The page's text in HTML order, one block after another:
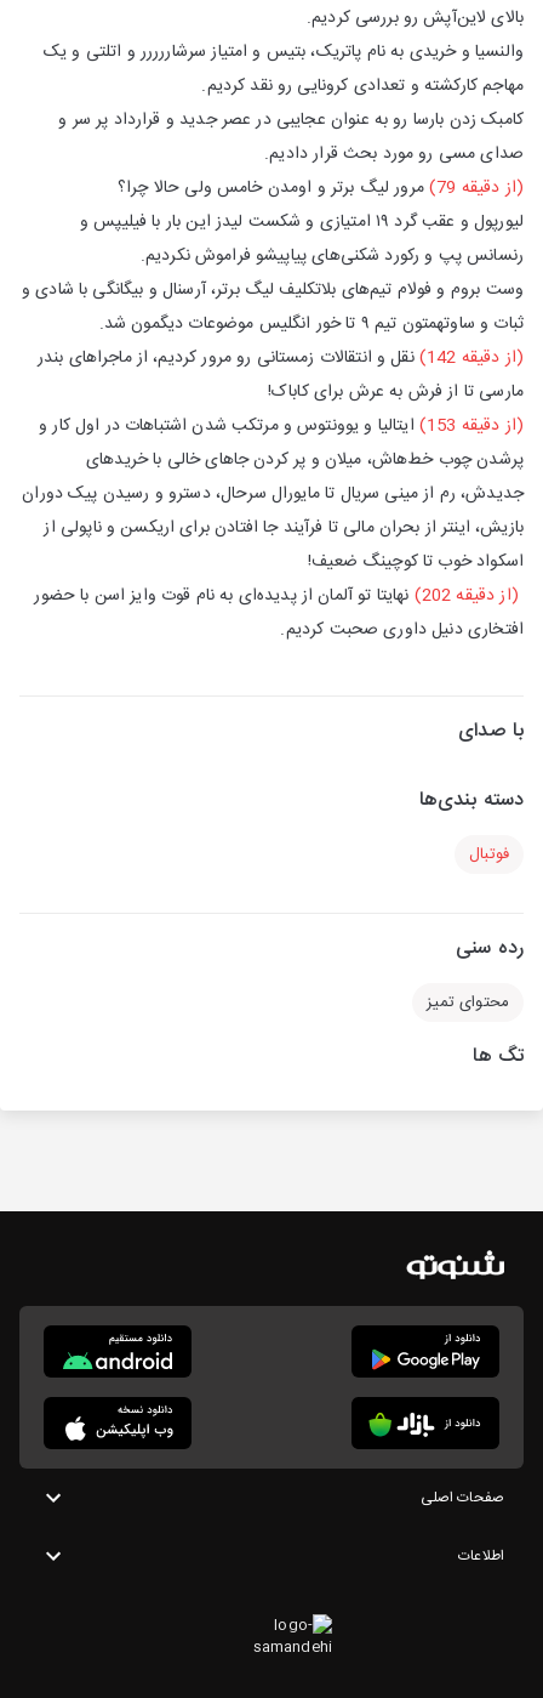
بالای لاین‌آپش رو بررسی کردیم.
والنسیا و خریدی به نام پاتریک، بتیس و امتیاز سرشاررررر و اتلتی و یک
مهاجم کارکشته و تعدادی کرونایی رو نقد کردیم.
کامبک زدن بارسا رو به عنوان عجایبی در عصر جدید و قرارداد پر سر و
صدای مسی رو مورد بحث قرار دادیم.
(از دقیقه 79)
مرور لیگ برتر و اومدن خامس ولی حالا چرا؟
لیورپول و عقب گرد ۱۹ امتیازی و شکست لیدز این بار با فیلیپس و
رنسانس پپ و رکورد شکنی‌های پیاپیشو فراموش نکردیم.
وست بروم و فولام تیم‌‌های بلاتکلیف لیگ برتر، آرسنال و بیگانگی با شادی و
ثبات و ساوتهمتون تیم ۹ تا خور انگلیس موضوعات دیگمون شد.
(از دقیقه 142)
نقل و انتقالات زمستانی رو مرور کردیم، از ماجراهای بندر
مارسی تا از فرش به عرش برای کاباک!
(از دقیقه 153)
ایتالیا و یوونتوس و مرتکب شدن اشتباهات در اول کار و
پرشدن چوب خط‌هاش، میلان و پر کردن جاهای خالی با خریدهای
جدیدش، رم از مینی سریال تا مایورال سرحال، دسترو و رسیدن پیک دوران
بازیش، اینتر از بحران مالی تا فرآیند جا افتادن برای اریکسن و ناپولی از
اسکواد خوب تا کوچینگ ضعیف!
(از دقیقه 202)
نهایتا تو آلمان از پدیده‌ای به نام قوت وایز اسن با حضور
افتخاری دنیل داوری صحبت کردیم.
با صدای
دسته بندی‌ها
فوتبال
رده سنی
محتوای تمیز
تگ ها
صفحات اصلی
اطلاعات